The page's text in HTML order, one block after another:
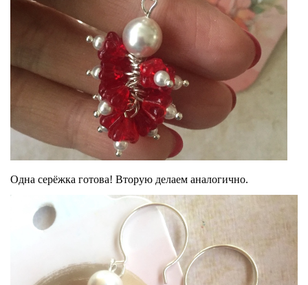
Одна серёжка готова! Вторую делаем аналогично.